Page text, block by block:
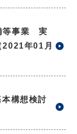
等事業 実
2021年01月
構想検討